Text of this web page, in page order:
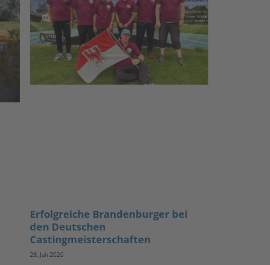
Erfolgreiche Brandenburger bei
den Deutschen
Castingmeisterschaften
28. Juli 2026